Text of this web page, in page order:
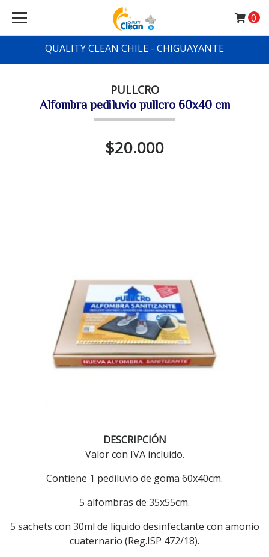
QUALITY CLEAN CHILE - CHIGUAYANTE
0
PULLCRO
Alfombra pediluvio pullcro 60x40 cm
$20.000
DESCRIPCIÓN
Valor con IVA incluido.
Contiene 1 pediluvio de goma 60x40cm.
5 alfombras de 35x55cm.
5 sachets con 30ml de liquido desinfectante con amonio
cuaternario (Reg.ISP 472/18).